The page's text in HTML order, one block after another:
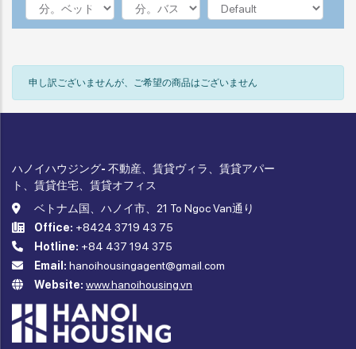
申し訳ございませんが、ご希望の商品はございません
ハノイハウジング- 不動産、賃貸ヴィラ、賃貸アパー
ト、賃貸住宅、賃貸オフィス
ベトナム国、ハノイ市、21 To Ngoc Van通り
Office: +8424 3719 43 75
Hotline: +84 437 194 375
Email: hanoihousingagent@gmail.com
Website: www.hanoihousing.vn